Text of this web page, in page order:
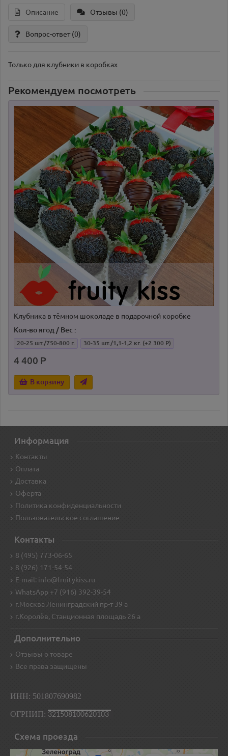
Описание Отзывы (0)
Вопрос-ответ(0)
Только для клубники в коробках
Рекомендуем посмотреть
Клубника в тёмном шоколаде в подарочной коробке
Кол-во ягод / Вес :
20-25 шт./750-800 г. 30-35 шт./1,1-1,2 кг. (+2 300 Р)
4 400 Р
В корзину
Информация
Контакты
Оплата
Доставка
Оферта
Политика конфиденциальности
Пользовательское соглашение
Контакты
8 (495) 773-06-65
8 (926) 171-54-54
E-mail: info@fruitykiss.ru
WhatsApp +7 (916) 392-39-54
г.Москва Ленинградский пр-т 39 а
г.Королёв, Станционная площадь 26 а
Дополнительно
Отзывы о товаре
Все права защищены
ИНН: 501807690982
ОГРНИП: 321508100620103
Схема проезда